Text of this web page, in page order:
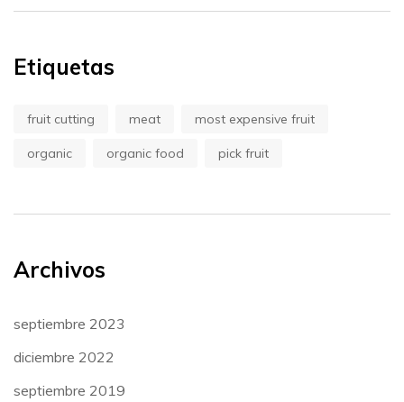
Etiquetas
fruit cutting meat most expensive fruit
organic organic food pick fruit
Archivos
septiembre 2023
diciembre 2022
septiembre 2019